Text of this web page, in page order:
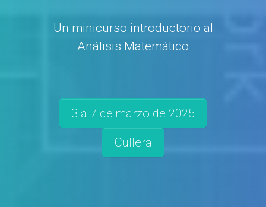
Un minicurso introductorio al
Análisis Matemático
3 a 7 de marzo de 2025
Cullera